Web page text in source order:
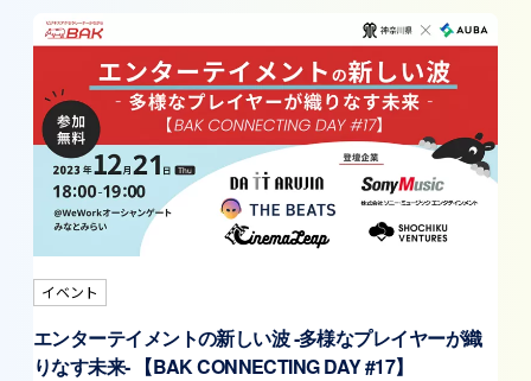
イベント
エンターテイメントの新しい波 ‐多様なプレイヤーが織
りなす未来‐ 【BAK CONNECTING DAY #17】